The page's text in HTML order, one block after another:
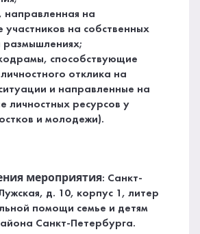
направленная на
участников на собственных
размышлениях;
способствующие
отклика на
и направленные на
личностных ресурсов у
и молодежи).
мероприятия: Санкт-
д. 10, корпус 1, литер
помощи семье и детям
Санкт-Петербурга.